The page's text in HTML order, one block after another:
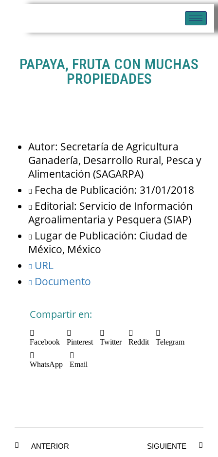
PAPAYA, FRUTA CON MUCHAS
PROPIEDADES
Autor: Secretaría de Agricultura
Ganadería, Desarrollo Rural, Pesca y
Alimentación (SAGARPA)
Fecha de Publicación: 31/01/2018
Editorial: Servicio de Información
Agroalimentaria y Pesquera (SIAP)
Lugar de Publicación: Ciudad de
México, México
URL
Documento
Compartir en:
Facebook Pinterest Twitter Reddit Telegram
WhatsApp Email
ANTERIOR SIGUIENTE